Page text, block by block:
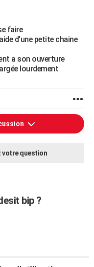
faire
d'une petite chaine
a son ouverture
lourdement
votre question
bip ?